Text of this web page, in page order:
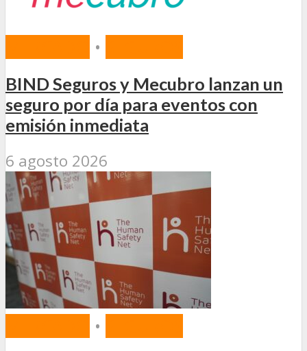
•
BIND Seguros y Mecubro lanzan un
seguro por día para eventos con
emisión inmediata
6 agosto 2026
•